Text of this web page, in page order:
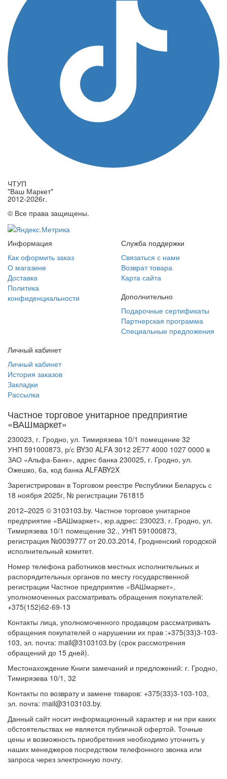
ЧТУП
"Ваш Маркет"
2012-2026г.
© Все права защищены.
Информация
Как оформить заказ
О магазине
Доставка
Политика
конфиденциальности
Служба поддержки
Связаться с нами
Возврат товара
Карта сайта
Дополнительно
Подарочные сертификаты
Партнерская программа
Специальные предложения
Личный кабинет
Личный кабинет
История заказов
Закладки
Рассылка
Частное торговое унитарное предприятие
«ВАШмаркет»
230023, г. Гродно, ул. Тимирязева 10/1 помещение 32
УНП 591000873, р/с BY30 ALFA 3012 2E77 4000 1027 0000 в
ЗАО «Альфа-Банк», адрес банка 230025, г. Гродно, ул.
Ожешко, 6а, код банка ALFABY2X
Зарегистрирован в Торговом реестре Республики Беларусь с
18 ноября 2025г, № регистрации 761815
2012–2025 © 3103103.by. Частное торговое унитарное
предприятие «ВАШмаркет», юр.адрес: 230023, г. Гродно, ул.
Тимирязева 10/1 помещение 32., УНП 591000873,
регистрация №0039777 от 20.03.2014, Гродненский городской
исполнительный комитет.
Номер телефона работников местных исполнительных и
распорядительных органов по месту государственной
регистрации Частное предприятие «ВАШмаркет»,
уполномоченных рассматривать обращения покупателей:
+375(152)62-69-13
Контакты лица, уполномоченного продавцом рассматривать
обращения покупателей о нарушении их прав :+375(33)3-103-
103, эл. почта: mail@3103103.by (срок рассмотрения
обращений до 15 дней).
Местонахождение Книги замечаний и предложений: г. Гродно,
Тимирязева 10/1, 32
Контакты по возврату и замене товаров: +375(33)3-103-103,
эл. почта: mail@3103103.by.
Данный сайт носит информационный характер и ни при каких
обстоятельствах не является публичной офертой. Точные
цены и возможность приобретения необходимо уточнить у
наших менеджеров посредством телефонного звонка или
запроса через электронную почту.